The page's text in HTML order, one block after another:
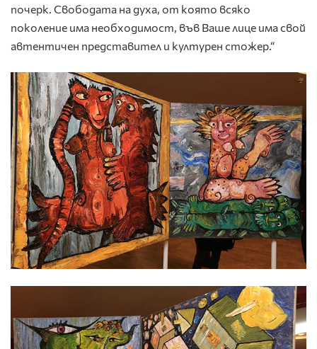
почерк. Свободата на духа, от която всяко
поколение има необходимост, във Ваше лице има свой
автентичен представител и културен стожер.“